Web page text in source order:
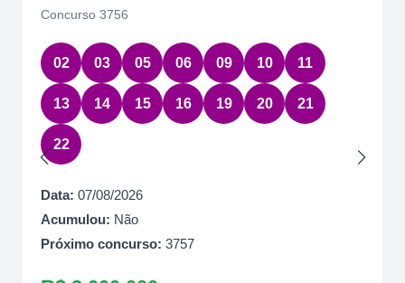
Concurso 3756
02 03 05 06 09 10 11
13 14 15 16 19 20 21
22
Data: 07/08/2026
Acumulou: Não
Próximo concurso: 3757